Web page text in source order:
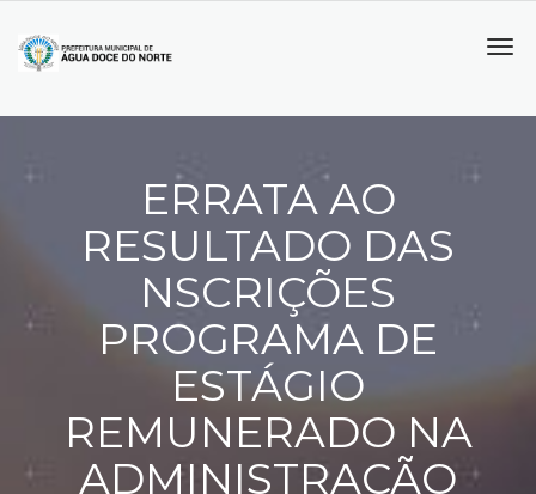
ERRATA AO
RESULTADO DAS
NSCRIÇÕES
PROGRAMA DE
ESTÁGIO
REMUNERADO NA
ADMINISTRAÇÃO